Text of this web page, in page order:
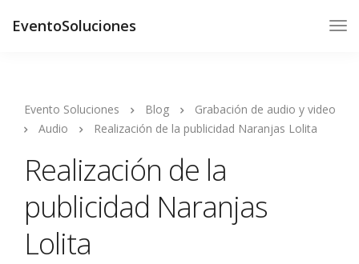
EventoSoluciones
Evento Soluciones Blog
Grabación de audio y video
Audio
Realización de la publicidad Naranjas Lolita
Realización de la
publicidad Naranjas
Lolita